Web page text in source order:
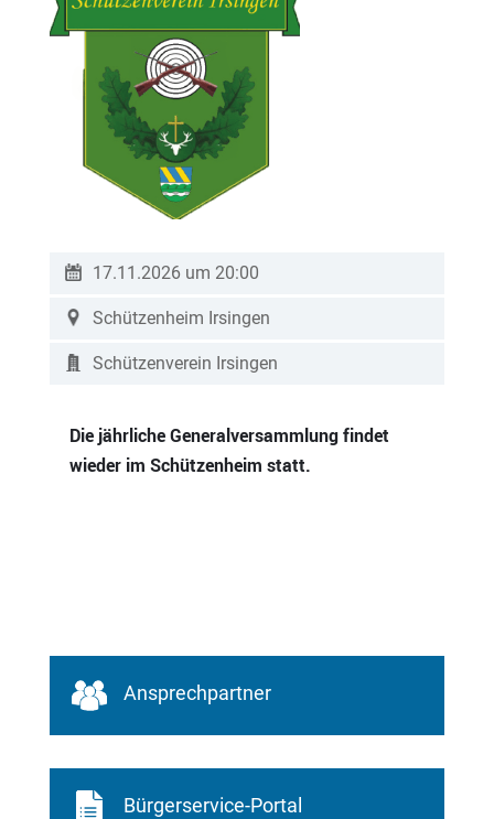
17.11.2026 um 20:00
Schützenheim Irsingen
Schützenverein Irsingen
Die jährliche Generalversammlung findet
wieder im Schützenheim statt.
Ansprechpartner
Bürgerservice-Portal